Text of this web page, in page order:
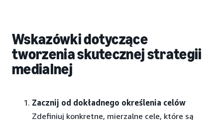
Wskazówki dotyczące
tworzenia skutecznej strategii
medialnej
Zacznij od dokładnego określenia celów
Zdefiniuj konkretne, mierzalne cele, które są